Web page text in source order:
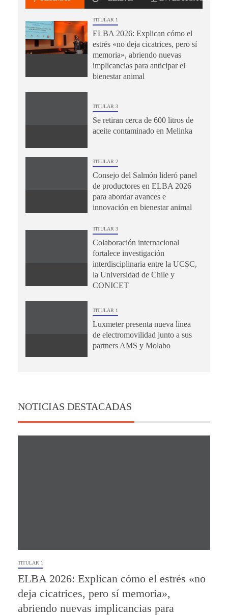
TITULAR 1
ELBA 2026: Explican cómo el
estrés «no deja cicatrices, pero sí
memoria», abriendo nuevas
implicancias para anticipar el
bienestar animal
TITULAR 3
Se retiran cerca de 600 litros de
aceite contaminado en Melinka
TITULAR 2
Consejo del Salmón lideró panel
de productores en ELBA 2026
para abordar avances e
innovación en bienestar animal
TITULAR 3
Colaboración internacional
fortalece investigación
interdisciplinaria entre la UCSC,
la Universidad de Chile y
CONICET
TITULAR 1
Luxmeter presenta nueva línea
de electromovilidad junto a sus
partners AMS y Molabo
NOTICIAS DESTACADAS
TITULAR 1
ELBA 2026: Explican cómo el estrés «no
deja cicatrices, pero sí memoria»,
abriendo nuevas implicancias para